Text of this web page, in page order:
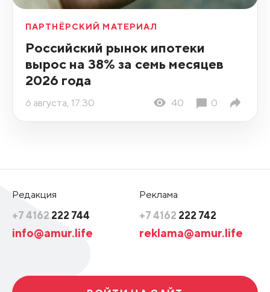
ПАРТНЁРСКИЙ МАТЕРИАЛ
Российский рынок ипотеки
вырос на 38% за семь месяцев
2026 года
6 августа, 17:30 40 0
Редакция
+7 4162 222 744
info@amur.life
Реклама
+7 4162 222 742
reklama@amur.life